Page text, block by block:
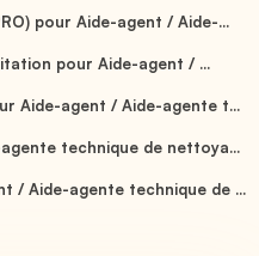
pour Aide-agent / Aide-...
pour Aide-agent / ...
Aide-agent / Aide-agente t...
technique de nettoya...
/ Aide-agente technique de ...